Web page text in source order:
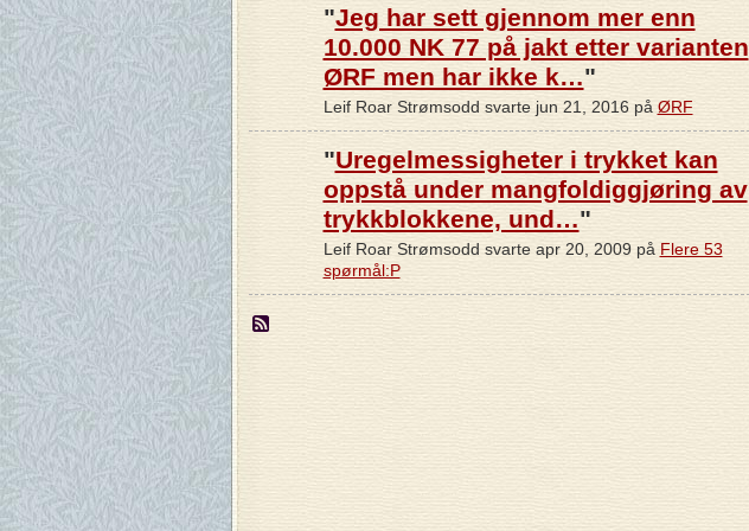
"Jeg har sett gjennom mer enn
10.000 NK 77 på jakt etter varianten
ØRF men har ikke k…"
Leif Roar Strømsodd svarte jun 21, 2016 på ØRF
"Uregelmessigheter i trykket kan
oppstå under mangfoldiggjøring av
trykkblokkene, und…"
Leif Roar Strømsodd svarte apr 20, 2009 på Flere 53
spørmål:P